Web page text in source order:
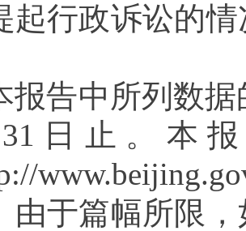
起行政诉讼的
中所列数据
日止。本
由于篇幅所限